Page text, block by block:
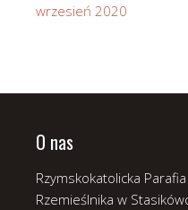
wrzesień 2020
O nas
Rzymskokatolicka
Rzemieślnika w